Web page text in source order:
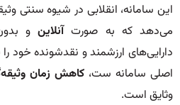
این سامانه، انقلابی در شیوه سنتی
می‌دهد که به صورتآنلاینو
دارایی‌های ارزشمند و نقدشونده خود را
اصلی سامانه ست، کاهش زمان
وثایق است.